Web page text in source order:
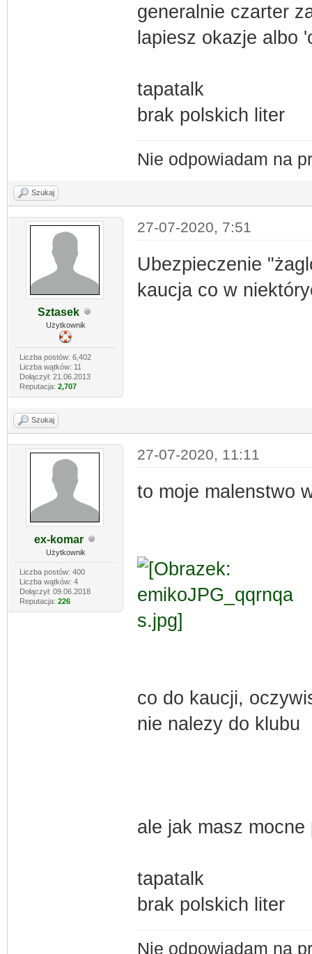
generalnie czarter
lapiesz okazje albo
tapatalk
brak polskich liter
Nie odpowiadam na
Szukaj
Sztasek
Użytkownik
Liczba postów: 6,402
Liczba wątków: 11
Dołączył: 21.06.2013
Reputacja: 2,707
27-07-2020, 7:51
Ubezpieczenie
kaucja co w
Szukaj
ex-komar
Użytkownik
Liczba postów: 400
Liczba wątków: 4
Dołączył: 09.06.2018
Reputacja: 226
27-07-2020, 11:11
to moje malenstwo
co do kaucji,
nie nalezy do klubu
ale jak masz
tapatalk
brak polskich liter
Nie odpowiadam na